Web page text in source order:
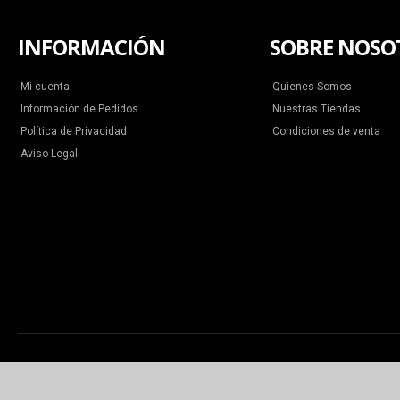
INFORMACIÓN
Mi cuenta
Información de Pedidos
Política de Privacidad
Aviso Legal
SOBRE
Quienes Somos
Nuestras Tiendas
Condiciones de venta